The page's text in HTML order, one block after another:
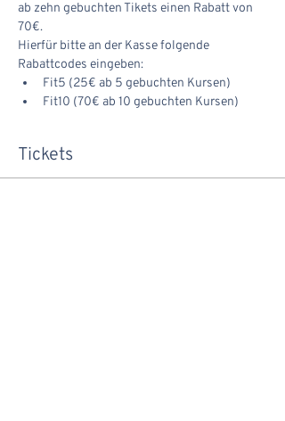
ab zehn gebuchten Tikets einen Rabatt von
70€.
Hierfür bitte an der Kasse folgende
Rabattcodes eingeben:
Fit5 (25€ ab 5 gebuchten Kursen)
Fit10 (70€ ab 10 gebuchten Kursen)
Tickets